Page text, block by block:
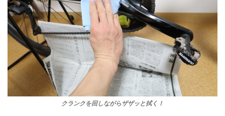
クランクを回しながらザザッと拭く！